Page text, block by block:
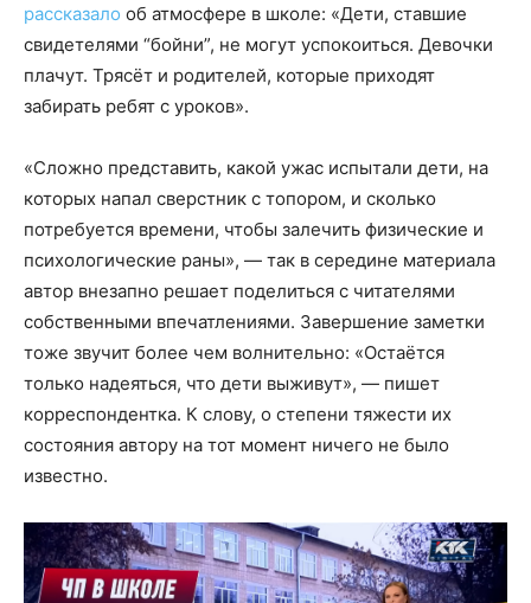
рассказало об атмосфере в школе: «Дети, ставшие
свидетелями “бойни”, не могут успокоиться. Девочки
плачут. Трясёт и родителей, которые приходят
забирать ребят с уроков».
«Сложно представить, какой ужас испытали дети, на
которых напал сверстник с топором, и сколько
потребуется времени, чтобы залечить физические и
психологические раны», — так в середине материала
автор внезапно решает поделиться с читателями
собственными впечатлениями. Завершение заметки
тоже звучит более чем волнительно: «Остаётся
только надеяться, что дети выживут», — пишет
корреспондентка. К слову, о степени тяжести их
состояния автору на тот момент ничего не было
известно.